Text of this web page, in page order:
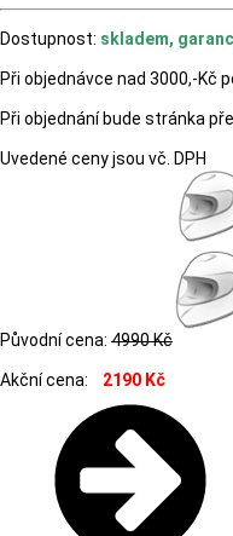
Dostupnost: skladem,
Při objednávce nad 3000,-Kč
Při objednání bude stránka
Uvedené ceny jsou vč. DPH
Původní cena: 4990 Kč
Akční cena: 2190 Kč